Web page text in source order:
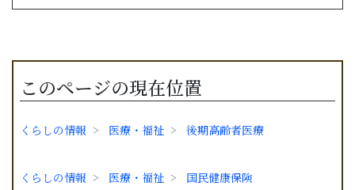
このページの現在位置
くらしの情報 医療・福祉 後期高齢者医療
くらしの情報 医療・福祉 国民健康保険